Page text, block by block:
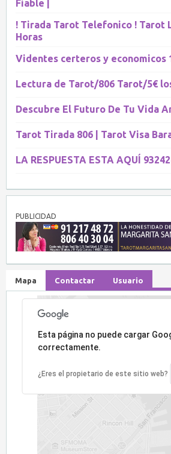
Fiable |
! Tirada Tarot Telefonico ! Tarot
Horas
Videntes certeros y economicos
Lectura de Tarot/806 Tarot/5€
Descubre El Futuro De Tu Vida
Tarot Tirada 806 | Tarot Visa
LA RESPUESTA ESTA AQUÍ
PUBLICIDAD
Mapa Contactar Usuario
Lo sentimos, la dirección no ha
Esta página no puede cargar
correctamente.
¿Eres el propietario de este sitio web?